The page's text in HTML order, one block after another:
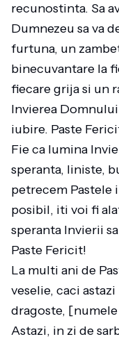
recunostinta. Sa
Dumnezeu sa va
furtuna, un
binecuvantare la
fiecare grija si un
Invierea
iubire. Paste
Fie ca lumina
speranta, liniste,
petrecem Pastele
posibil, iti voi fi
speranta Invierii
Paste Fericit!
La multi ani de
veselie, caci
dragoste,
Astazi, in zi de